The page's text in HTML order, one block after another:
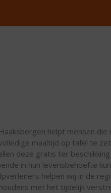
helpt mensen
maaltijd op tafel te
deze gratis ter beschikking
in hun levensbehoefte
helpen wij in de
met het tijdelijk